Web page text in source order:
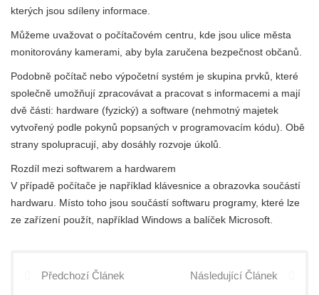
kterých jsou sdíleny informace.
Můžeme uvažovat o počítačovém centru, kde jsou ulice města
monitorovány kamerami, aby byla zaručena bezpečnost občanů.
Podobně počítač nebo výpočetní systém je skupina prvků, které
společně umožňují zpracovávat a pracovat s informacemi a mají
dvě části: hardware (fyzický) a software (nehmotný majetek
vytvořený podle pokynů popsaných v programovacím kódu). Obě
strany spolupracují, aby dosáhly rozvoje úkolů.
Rozdíl mezi softwarem a hardwarem
V případě počítače je například klávesnice a obrazovka součástí
hardwaru. Místo toho jsou součástí softwaru programy, které lze
ze zařízení použít, například Windows a balíček Microsoft.
Předchozí Článek Následující Článek